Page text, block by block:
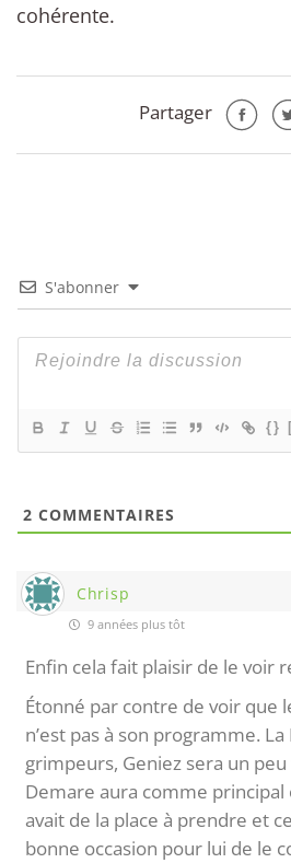
cohérente.
Partager
S'abonner
{}
2 COMMENTAIRES
Chrisp
9 années plus tôt
Enfin cela fait plaisir de le voir
Étonné par contre de voir que
n’est pas à son programme. La
grimpeurs, Geniez sera un
Demare aura comme principal
avait de la place à prendre et
bonne occasion pour lui de le